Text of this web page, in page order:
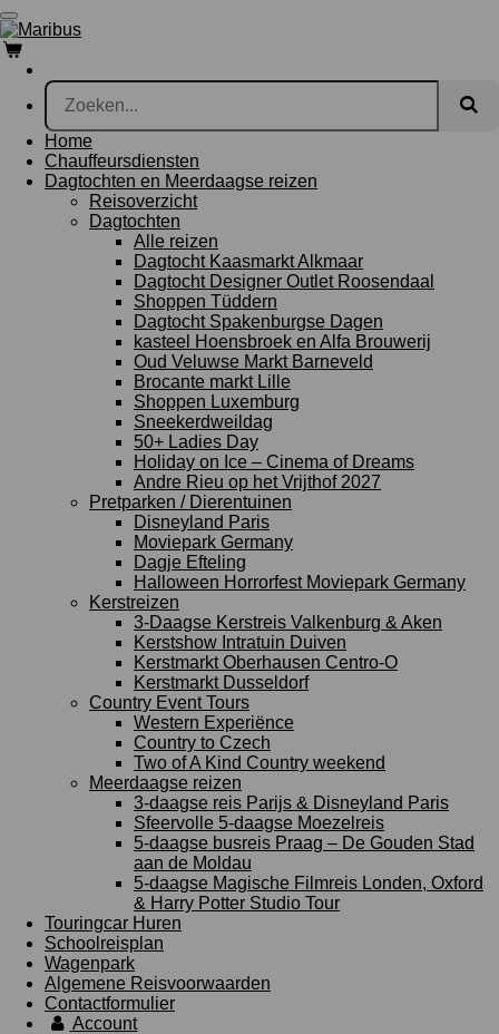
Ga
direct
naar
de
hoofdinhoud
Home
Chauffeursdiensten
Dagtochten en Meerdaagse reizen
Reisoverzicht
Dagtochten
Alle reizen
Dagtocht Kaasmarkt Alkmaar
Dagtocht Designer Outlet Roosendaal
Shoppen Tüddern
Dagtocht Spakenburgse Dagen
kasteel Hoensbroek en Alfa Brouwerij
Oud Veluwse Markt Barneveld
Brocante markt Lille
Shoppen Luxemburg
Sneekerdweildag
50+ Ladies Day
Holiday on Ice – Cinema of Dreams
Andre Rieu op het Vrijthof 2027
Pretparken / Dierentuinen
Disneyland Paris
Moviepark Germany
Dagje Efteling
Halloween Horrorfest Moviepark Germany
Kerstreizen
3-Daagse Kerstreis Valkenburg & Aken
Kerstshow Intratuin Duiven
Kerstmarkt Oberhausen Centro-O
Kerstmarkt Dusseldorf
Country Event Tours
Western Experiënce
Country to Czech
Two of A Kind Country weekend
Meerdaagse reizen
3-daagse reis Parijs & Disneyland Paris
Sfeervolle 5-daagse Moezelreis
5-daagse busreis Praag – De Gouden Stad
aan de Moldau
5-daagse Magische Filmreis Londen, Oxford
& Harry Potter Studio Tour
Touringcar Huren
Schoolreisplan
Wagenpark
Algemene Reisvoorwaarden
Contactformulier
Account